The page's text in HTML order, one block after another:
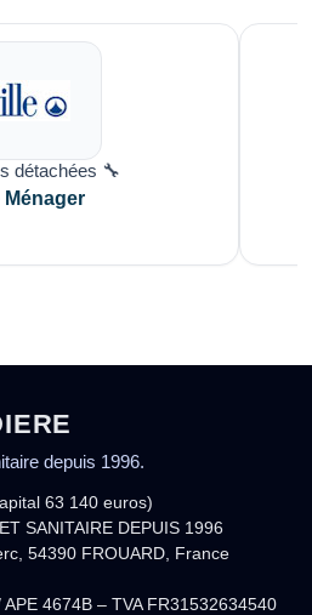
détachées 🔧
Ménager
depuis 1996.
63 140 euros)
SANITAIRE DEPUIS 1996
54390 FROUARD, France
4674B – TVA FR31532634540